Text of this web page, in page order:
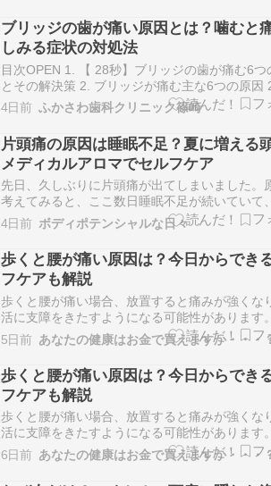
ブリッジの歯が痛い原因とは？噛むと
しみる症状の対処法
目次OPEN 1. 【 28秒】ブリッジの歯が痛む6つ
とその解決策 2. ブリッジが痛む主な6つの原因
支台歯を削った影響で神経が過敏になっている
対処法 2.2. 2.噛み合わせ不良やロングスパンに
負荷 2.2.1. 対処法 2.3. …
4日前 ふかさわ歯科クリニック篠崎
片頭痛の原因は睡眠不足？夏に増える
メディカルアロマでセルフケア
先日、久しぶりに片頭痛が出てしまいました。
考えてみると、ここ数日睡眠不足が続いていて
も少したまっていたようです。 夏は暑さで眠り
なったり、エアコンの影響で体のリズムが乱れ
知らないうちに疲れが蓄積しやすい季節です。
となく調子が出ない」「朝起きても疲…
4日前 ボディポテンシャルな日々
歩くと腰が痛い原因は？今日からでき
フケアも解説
歩くと腰が痛い場合、放置すると痛みが強くな
活に支障をきたすようになる可能性があります
の原因はさまざまで、安易な自己判断は禁物で
因を解消しなければ何度でも繰り返す恐れもあ
め、セルフチェックをしたうえで医療機関の受
討しましょう。ここでは、歩くと腰が痛む原
5日前 あなたの健康はお金で買えますか・・・
歩くと腰が痛い原因は？今日からでき
フケアも解説
歩くと腰が痛い場合、放置すると痛みが強くな
活に支障をきたすようになる可能性があります
の原因はさまざまで、安易な自己判断は禁物で
因を解消しなければ何度でも繰り返す恐れもあ
め、セルフチェックをしたうえで医療機関の受
6日前 あなたの健康はお金で買えますか・・・